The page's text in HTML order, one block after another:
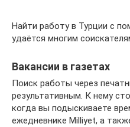
Найти работу в Турции с
удаётся многим
Вакансии в газетах
Поиск работы через
результативным. К нему
когда вы подыскиваете
ежедневнике Milliyet, а